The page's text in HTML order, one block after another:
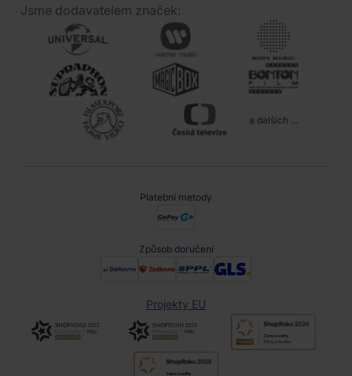
Jsme dodavatelem značek:
a dalších ...
Platební metody
Způsob doručení
Projekty EU